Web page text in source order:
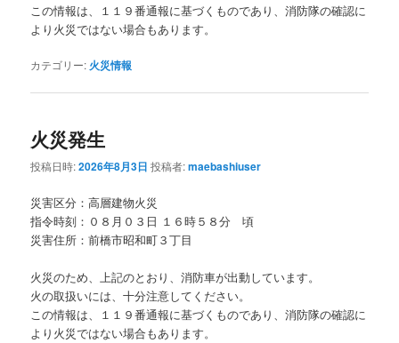
この情報は、１１９番通報に基づくものであり、消防隊の確認に
より火災ではない場合もあります。
カテゴリー: 火災情報
火災発生
投稿日時:2026年8月3日 投稿者:maebashiuser
災害区分：高層建物火災
指令時刻：０８月０３日 １６時５８分 頃
災害住所：前橋市昭和町３丁目
火災のため、上記のとおり、消防車が出動しています。
火の取扱いには、十分注意してください。
この情報は、１１９番通報に基づくものであり、消防隊の確認に
より火災ではない場合もあります。